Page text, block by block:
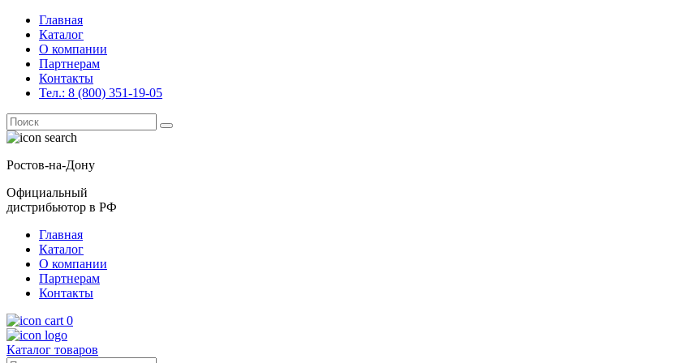
Главная
Каталог
О компании
Партнерам
Контакты
Тел.: 8 (800) 351-19-05
Поиск
for:
Ростов-на-Дону
Официальный
дистрибьютор в РФ
Главная
Каталог
О компании
Партнерам
Контакты
0
Каталог товаров